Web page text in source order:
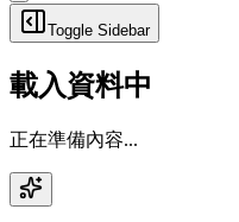
Toggle Sidebar
載入資料中
正在準備內容...